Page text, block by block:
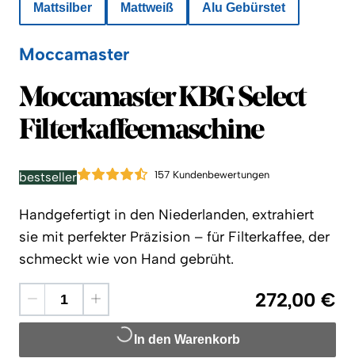
Mattsilber Mattweiß Alu Gebürstet
Moccamaster
Moccamaster
Moccamaster KBG Select
Filterkaffeemaschine
bestseller 157 Kundenbewertungen
Handgefertigt in den Niederlanden, extrahiert
sie mit perfekter Präzision – für Filterkaffee, der
schmeckt wie von Hand gebrüht.
272,00 €
In den Warenkorb